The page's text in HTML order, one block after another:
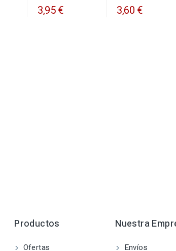
3,95 € 3,60 €
Productos
Ofertas
Nuestra
Envíos